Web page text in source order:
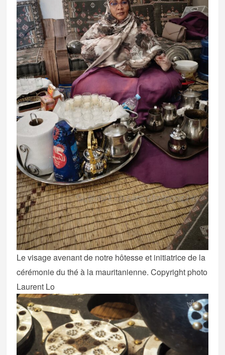
Le visage avenant de notre hôtesse et initiatrice de la
cérémonie du thé à la mauritanienne. Copyright photo
Laurent Lo